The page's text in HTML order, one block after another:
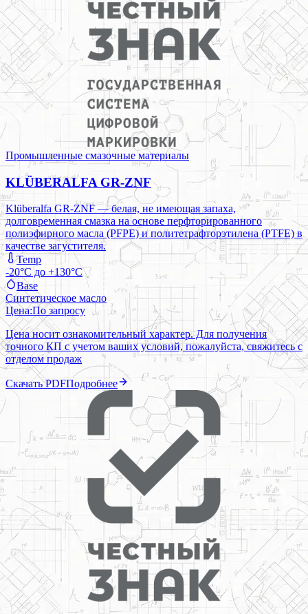
Промышленные смазочные материалы
KLÜBERALFA GR-ZNF
Klüberalfa GR-ZNF — белая, не имеющая запаха,
долговременная смазка на основе перфторированного
полиэфирного масла (PFPE) и политетрафторэтилена (PTFE) в
качестве загустителя.
Temp
-20°C до +130°C
Base
Синтетическое масло
Цена:По запросу
Цена носит ознакомительный характер. Для получения
точного КП с учетом ваших условий, пожалуйста, свяжитесь с
отделом продаж
Скачать PDFПодробнее